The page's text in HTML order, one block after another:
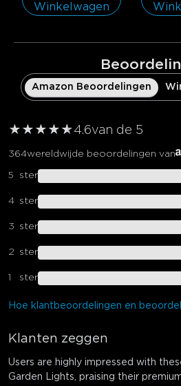
Winkelwagen
Amazon Beoordelingen
★ ★ ★ ★ ★
★4.6van de 5
364wereldwijde beoordelingen van
5 ster
4 ster
3 ster
2 ster
1 ster
Hoe klantbeoordelingen en
Klanten zeggen
Users are highly impressed with
Garden Lights, praising their